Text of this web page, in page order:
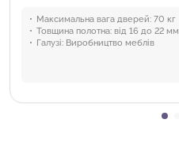
Максимальна вага дверей: 70 кг
Товщина полотна: від 16 до 22 мм
Галузі: Виробництво меблів